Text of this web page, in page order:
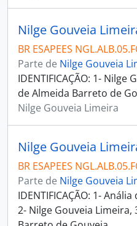
BR ESAPEES
Parte de Nilge Gouveia
IDENTIFICAÇÃO: 1- Nilge
de Almeida Barreto de
Nilge Gouveia Limeira
BR ESAPEES
Parte de Nilge Gouveia
IDENTIFICAÇÃO: 1-
2- Nilge Gouveia Limeira,